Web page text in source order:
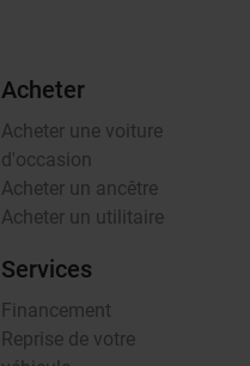
Acheter
Acheter une voiture
d'occasion
Acheter un ancêtre
Acheter un utilitaire
Services
Financement
Reprise de votre